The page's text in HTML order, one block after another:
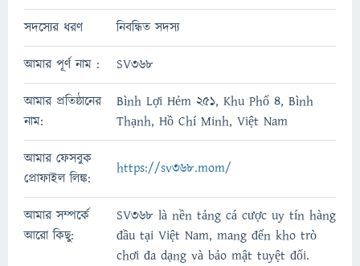
সদস্যের ধরণ নিবন্ধিত সদস্য
আমার পূর্ণ নাম : SV368
আমার প্রতিষ্ঠানের
নাম:
Bình Lợi Hẻm 251, Khu Phố 4, Bình
Thạnh, Hồ Chí Minh, Việt Nam
আমার ফেসবুক
প্রোফাইল লিঙ্ক:
https://sv368.mom/
আমার সম্পর্কে
আরো কিছু:
SV368 là nền tảng cá cược uy tín hàng
đầu tại Việt Nam, mang đến kho trò
chơi đa dạng và bảo mật tuyệt đối.